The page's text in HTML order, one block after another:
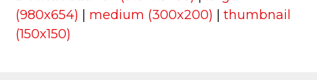
(980x654)
medium (300x200) |thumbnail
(150x150)